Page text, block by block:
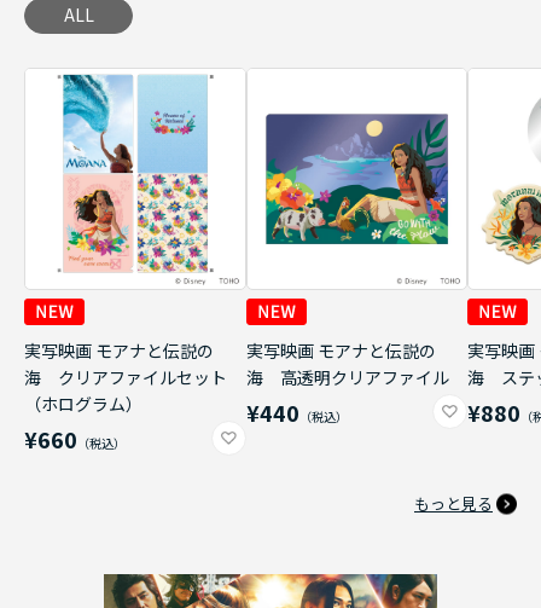
ALL
実写映画 モアナと伝説の
海 クリアファイルセット
（ホログラム）
¥660
実写映画 モアナと伝説の
海 高透明クリアファイル
¥440
実写映画
海 ステ
¥880
もっと見る